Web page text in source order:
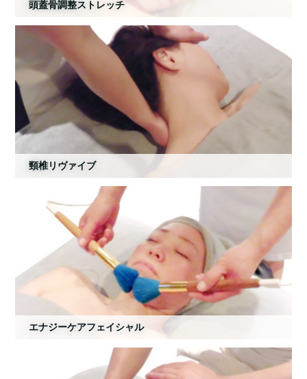
頭蓋骨調整ストレッチ
頸椎リヴァイブ
エナジーケアフェイシャル